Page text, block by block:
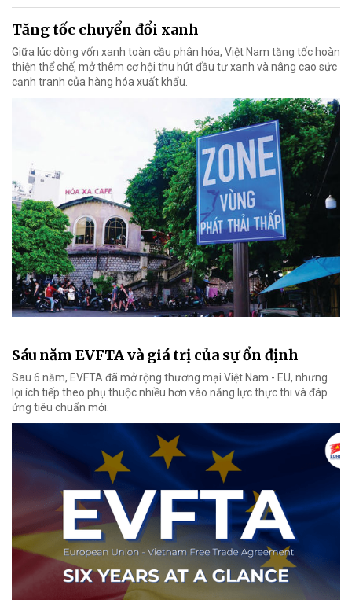
Tăng tốc chuyển đổi xanh
Giữa lúc dòng vốn xanh toàn cầu phân hóa, Việt Nam tăng tốc hoàn
thiện thể chế, mở thêm cơ hội thu hút đầu tư xanh và nâng cao sức
cạnh tranh của hàng hóa xuất khẩu.
Sáu năm EVFTA và giá trị của sự ổn định
Sau 6 năm, EVFTA đã mở rộng thương mại Việt Nam - EU, nhưng
lợi ích tiếp theo phụ thuộc nhiều hơn vào năng lực thực thi và đáp
ứng tiêu chuẩn mới.